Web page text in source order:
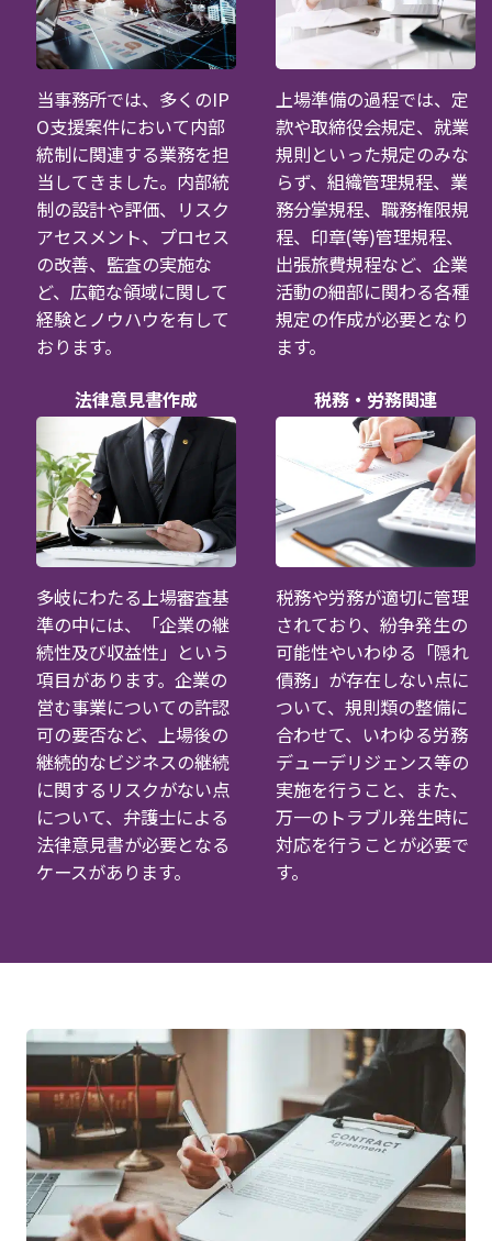
当事務所では、多くのIP
O支援案件において内部
統制に関連する業務を担
当してきました。内部統
制の設計や評価、リスク
アセスメント、プロセス
の改善、監査の実施な
ど、広範な領域に関して
経験とノウハウを有して
おります。
上場準備の過程では、定
款や取締役会規定、就業
規則といった規定のみな
らず、組織管理規程、業
務分掌規程、職務権限規
程、印章(等)管理規程、
出張旅費規程など、企業
活動の細部に関わる各種
規定の作成が必要となり
ます。
法律意見書作成
多岐にわたる上場審査基
準の中には、「企業の継
続性及び収益性」という
項目があります。企業の
営む事業についての許認
可の要否など、上場後の
継続的なビジネスの継続
に関するリスクがない点
について、弁護士による
法律意見書が必要となる
ケースがあります。
税務・労務関連
税務や労務が適切に管理
されており、紛争発生の
可能性やいわゆる「隠れ
債務」が存在しない点に
ついて、規則類の整備に
合わせて、いわゆる労務
デューデリジェンス等の
実施を行うこと、また、
万一のトラブル発生時に
対応を行うことが必要で
す。